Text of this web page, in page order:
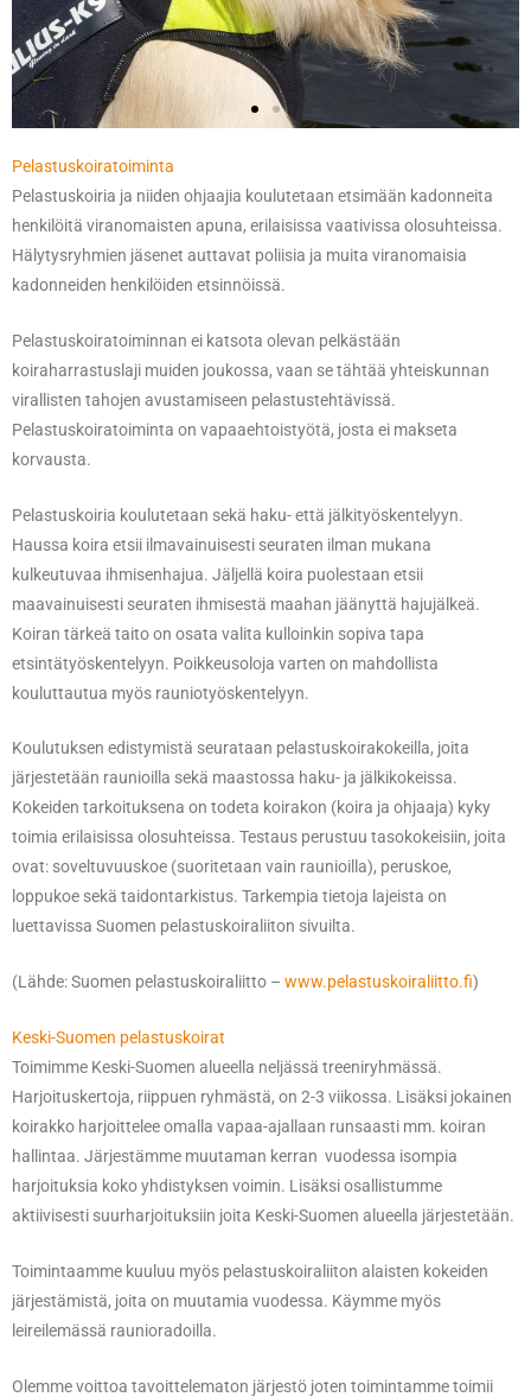
Pelastuskoiratoiminta
Pelastuskoiria ja niiden ohjaajia koulutetaan etsimään kadonneita
henkilöitä viranomaisten apuna, erilaisissa vaativissa olosuhteissa.
Hälytysryhmien jäsenet auttavat poliisia ja muita viranomaisia
kadonneiden henkilöiden etsinnöissä.
Pelastuskoiratoiminnan ei katsota olevan pelkästään
koiraharrastuslaji muiden joukossa, vaan se tähtää yhteiskunnan
virallisten tahojen avustamiseen pelastustehtävissä.
Pelastuskoiratoiminta on vapaaehtoistyötä, josta ei makseta
korvausta.
Pelastuskoiria koulutetaan sekä haku- että jälkityöskentelyyn.
Haussa koira etsii ilmavainuisesti seuraten ilman mukana
kulkeutuvaa ihmisenhajua. Jäljellä koira puolestaan etsii
maavainuisesti seuraten ihmisestä maahan jäänyttä hajujälkeä.
Koiran tärkeä taito on osata valita kulloinkin sopiva tapa
etsintätyöskentelyyn. Poikkeusoloja varten on mahdollista
kouluttautua myös rauniotyöskentelyyn.
Koulutuksen edistymistä seurataan pelastuskoirakokeilla, joita
järjestetään raunioilla sekä maastossa haku- ja jälkikokeissa.
Kokeiden tarkoituksena on todeta koirakon (koira ja ohjaaja) kyky
toimia erilaisissa olosuhteissa. Testaus perustuu tasokokeisiin, joita
ovat: soveltuvuuskoe (suoritetaan vain raunioilla), peruskoe,
loppukoe sekä taidontarkistus. Tarkempia tietoja lajeista on
luettavissa Suomen pelastuskoiraliiton sivuilta.
(Lähde: Suomen pelastuskoiraliitto – www.pelastuskoiraliitto.fi)
Keski-Suomen pelastuskoirat
Toimimme Keski-Suomen alueella neljässä treeniryhmässä.
Harjoituskertoja, riippuen ryhmästä, on 2-3 viikossa. Lisäksi jokainen
koirakko harjoittelee omalla vapaa-ajallaan runsaasti mm. koiran
hallintaa. Järjestämme muutaman kerran vuodessa isompia
harjoituksia koko yhdistyksen voimin. Lisäksi osallistumme
aktiivisesti suurharjoituksiin joita Keski-Suomen alueella järjestetään.
Toimintaamme kuuluu myös pelastuskoiraliiton alaisten kokeiden
järjestämistä, joita on muutamia vuodessa. Käymme myös
leireilemässä raunioradoilla.
Olemme voittoa tavoittelematon järjestö joten toimintamme toimii